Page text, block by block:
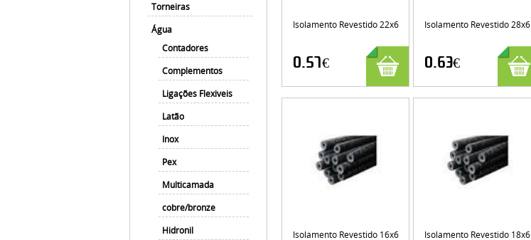
Torneiras
Água
Contadores
Complementos
Ligações Flexiveis
Latão
Inox
Pex
Multicamada
cobre/bronze
Hidronil
Isolamento Revestido 22x6
0.57€
Isolamento Revestido 28x6
0.63€
Isolamento Revestido 16x6 Isolamento Revestido 18x6